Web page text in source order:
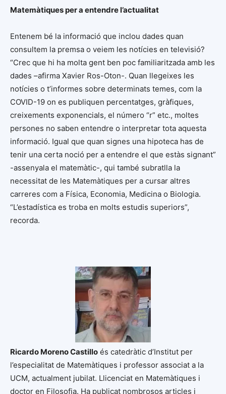
Matemàtiques per a entendre l’actualitat
Entenem bé la informació que inclou dades quan
consultem la premsa o veiem les notícies en televisió?
“Crec que hi ha molta gent ben poc familiaritzada amb les
dades –afirma Xavier Ros-Oton-. Quan llegeixes les
notícies o t’informes sobre determinats temes, com la
COVID-19 on es publiquen percentatges, gràfiques,
creixements exponencials, el número “r” etc., moltes
persones no saben entendre o interpretar tota aquesta
informació. Igual que quan signes una hipoteca has de
tenir una certa noció per a entendre el que estàs signant”
-assenyala el matemàtic-, qui també subratlla la
necessitat de les Matemàtiques per a cursar altres
carreres com a Física, Economia, Medicina o Biologia.
“L’estadística es troba en molts estudis superiors”,
recorda.
Ricardo Moreno Castillo és catedràtic d’Institut per
l’especialitat de Matemàtiques i professor associat a la
UCM, actualment jubilat. Llicenciat en Matemàtiques i
doctor en Filosofia. Ha publicat nombrosos articles i